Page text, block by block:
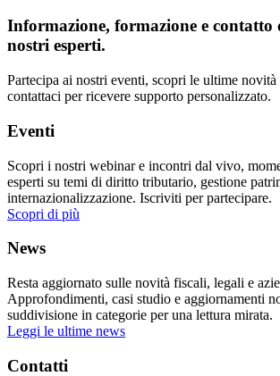
Informazione, formazione e contatto
nostri esperti.
Partecipa ai nostri eventi, scopri le ultime
contattaci per ricevere supporto personalizzato.
Eventi
Scopri i nostri webinar e incontri dal vivo,
esperti su temi di diritto tributario, gestione
internazionalizzazione. Iscriviti per partecipare.
Scopri di più
News
Resta aggiornato sulle novità fiscali, legali e
Approfondimenti, casi studio e aggiornamenti
suddivisione in categorie per una lettura mirata.
Leggi le ultime news
Contatti